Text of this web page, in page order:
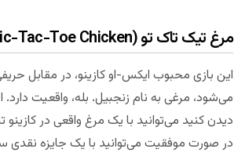
مرغ تیک تاک تو (Tic-Tac-Toe Chicken)
این بازی محبوب ایکس-او کازینو، در مقابل
می‌شود، مرغی به نام زنجبیل. بله، واقعیت دارد.
دیدن کنید می‌توانید با یک مرغ واقعی در کازینو